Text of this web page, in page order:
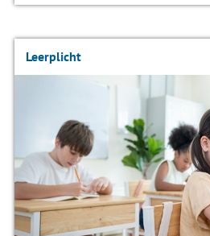
Leerplicht